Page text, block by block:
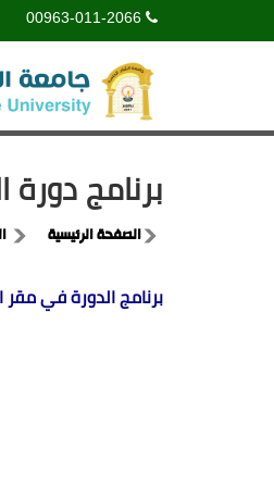
00963-011-2066
برنامج دورة
الصفحة الرئيسية
برنامج الدورة في مقر